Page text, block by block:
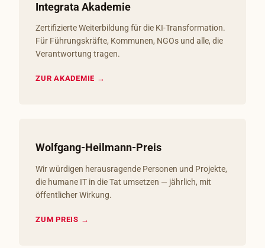
Integrata Akademie
Zertifizierte Weiterbildung für die KI-Transformation.
Für Führungskräfte, Kommunen, NGOs und alle, die
Verantwortung tragen.
ZUR AKADEMIE →
Wolfgang-Heilmann-Preis
Wir würdigen herausragende Personen und Projekte,
die humane IT in die Tat umsetzen — jährlich, mit
öffentlicher Wirkung.
ZUM PREIS →